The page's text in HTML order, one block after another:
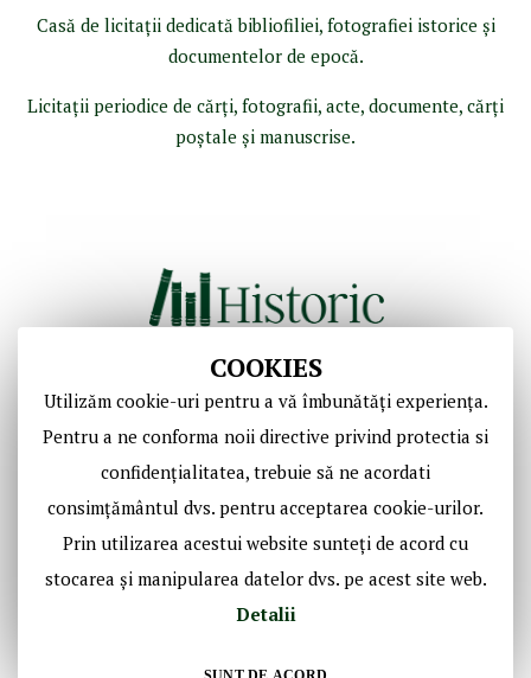
COOKIES
Utilizăm cookie-uri pentru a vă îmbunătăți experiența.
Pentru a ne conforma noii directive privind protectia si
confidențialitatea, trebuie să ne acordati
consimțământul dvs. pentru acceptarea cookie-urilor.
Prin utilizarea acestui website sunteți de acord cu
stocarea și manipularea datelor dvs. pe acest site web.
Detalii
Casă de licitaţii dedicată bibliofiliei, fotografiei istorice şi
documentelor de epocă.
Licitaţii periodice de cărţi, fotografii, acte, documente, cărţi
poştale şi manuscrise.
Copyright © Casa de Licitaţii Historic SRL
Social Media Historic